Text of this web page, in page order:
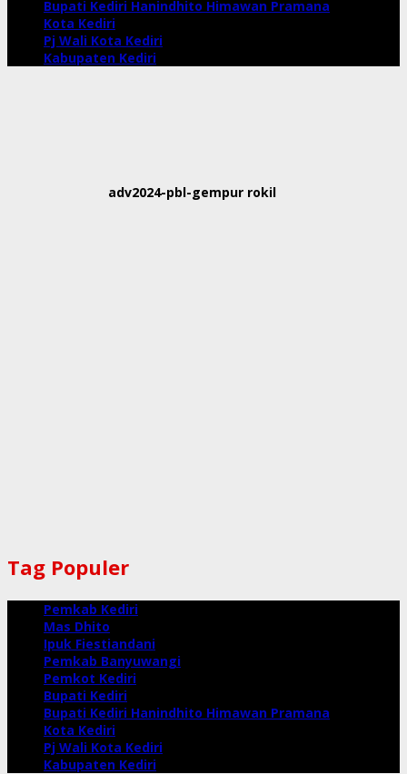
Bupati Kediri Hanindhito Himawan Pramana
Kota Kediri
Pj Wali Kota Kediri
Kabupaten Kediri
adv2024-pbl-gempur rokil
Tag Populer
Pemkab Kediri
Mas Dhito
Ipuk Fiestiandani
Pemkab Banyuwangi
Pemkot Kediri
Bupati Kediri
Bupati Kediri Hanindhito Himawan Pramana
Kota Kediri
Pj Wali Kota Kediri
Kabupaten Kediri